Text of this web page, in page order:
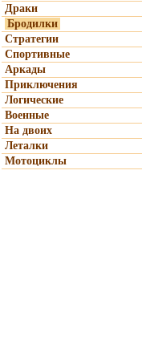
Драки
Бродилки
Стратегии
Спортивные
Аркады
Приключения
Логические
Военные
На двоих
Леталки
Мотоциклы